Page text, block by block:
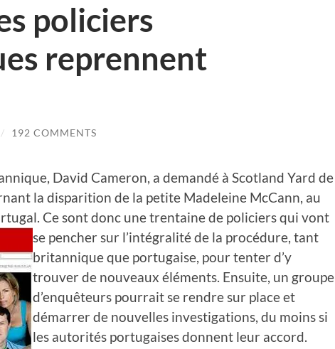
policiers
reprennent
/ 192 COMMENTS
David Cameron, a demandé à Scotland Yard de
la disparition de la petite Madeleine McCann, au
Ce sont donc une trentaine de policiers qui vont
se pencher sur l’intégralité de la procédure, tant
britannique que portugaise, pour tenter d’y
trouver de nouveaux éléments. Ensuite, un groupe
d’enquêteurs pourrait se rendre sur place et
démarrer de nouvelles investigations, du moins si
les autorités portugaises donnent leur accord.